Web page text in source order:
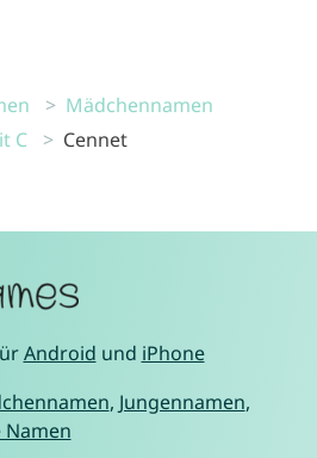
Mädchennamen
C
Cennet
Android und iPhone
, Jungennamen,
Namen